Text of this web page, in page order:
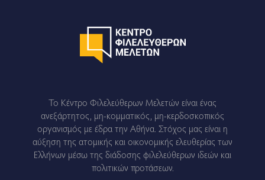
Το Κέντρο Φιλελεύθερων Μελετών είναι ένας
ανεξάρτητος, μη-κομματικός, μη-κερδοσκοπικός
οργανισμός με έδρα την Αθήνα. Στόχος μας είναι η
αύξηση της ατομικής και οικονομικής ελευθερίας των
Ελλήνων μέσω της διάδοσης φιλελεύθερων ιδεών και
πολιτικών προτάσεων.